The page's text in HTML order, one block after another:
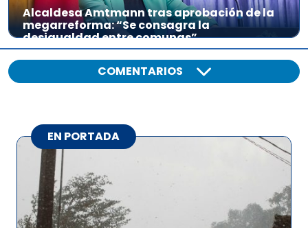
Alcaldesa Amtmann tras aprobación de la
megarreforma: “Se consagra la
desigualdad entre comunas”
COMENTARIOS
EN PORTADA